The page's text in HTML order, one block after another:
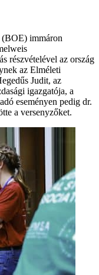
(BOE) immáron
részvételével az ország
az Elméleti
Judit, az
igazgatója, a
eseményen pedig dr.
a versenyzőket.